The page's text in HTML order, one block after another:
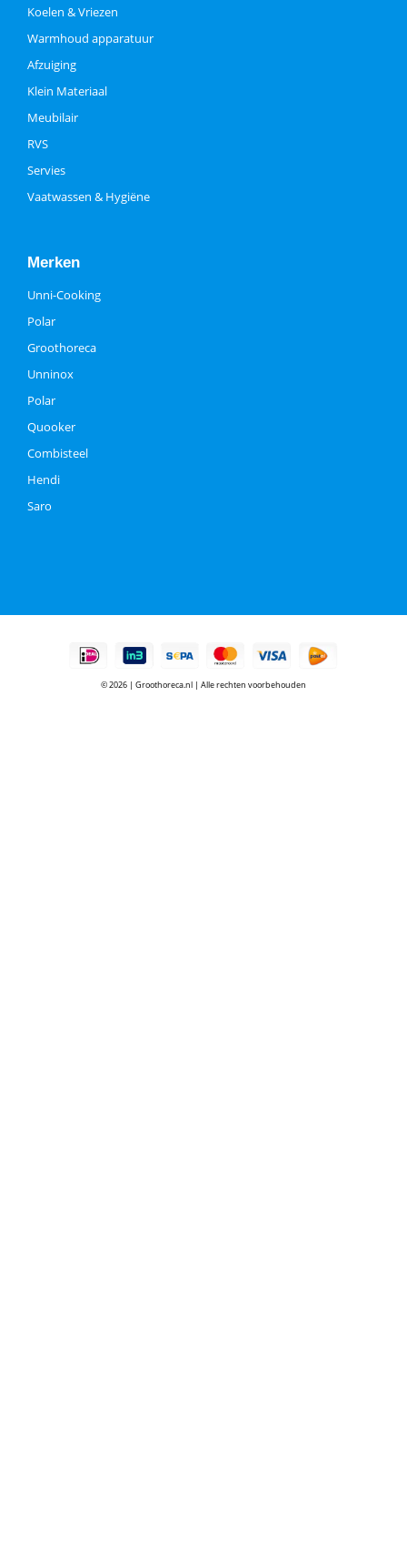
Koelen & Vriezen
Warmhoud apparatuur
Afzuiging
Klein Materiaal
Meubilair
RVS
Servies
Vaatwassen & Hygiëne
Merken
Unni-Cooking
Polar
Groothoreca
Unninox
Polar
Quooker
Combisteel
Hendi
Saro
© 2026 | Groothoreca.nl | Alle rechten voorbehouden